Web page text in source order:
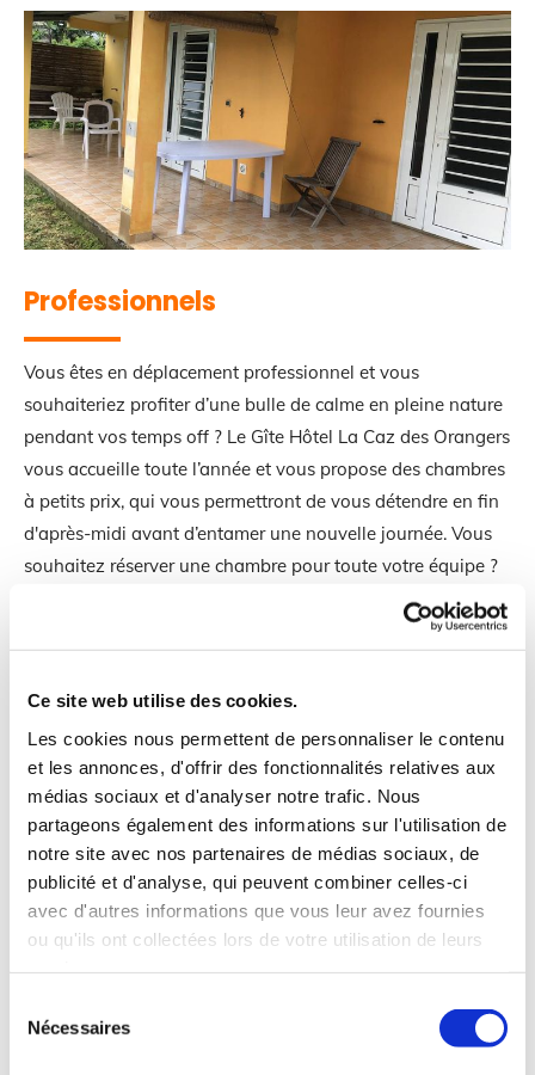
Ce site web utilise des cookies.
Les cookies nous permettent de personnaliser le contenu
et les annonces, d'offrir des fonctionnalités relatives aux
médias sociaux et d'analyser notre trafic. Nous
partageons également des informations sur l'utilisation de
notre site avec nos partenaires de médias sociaux, de
publicité et d'analyse, qui peuvent combiner celles-ci
avec d'autres informations que vous leur avez fournies
ou qu'ils ont collectées lors de votre utilisation de leurs
Nécessaires
Professionnels
Vous êtes en déplacement professionnel et vous
souhaiteriez profiter d’une bulle de calme en pleine nature
pendant vos temps off ? Le Gîte Hôtel La Caz des Orangers
vous accueille toute l’année et vous propose des chambres
à petits prix, qui vous permettront de vous détendre en fin
d'après-midi avant d’entamer une nouvelle journée. Vous
souhaitez réserver une chambre pour toute votre équipe ?
Nous accueillons les groupes jusqu’à 18 personnes.
Formulaire de réservation
Nom de famille*